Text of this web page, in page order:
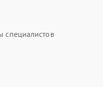
специалистов